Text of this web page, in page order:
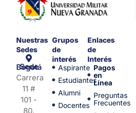
Nuestras
Sedes
Sede Bogotá
Carrera
11 #
101 -
80.
Grupos
de
interés
Aspirante
Estudiantes
Alumni
Docentes
Enlaces
de
Interés
Pagos
en
Línea
Preguntas
Frecuentes